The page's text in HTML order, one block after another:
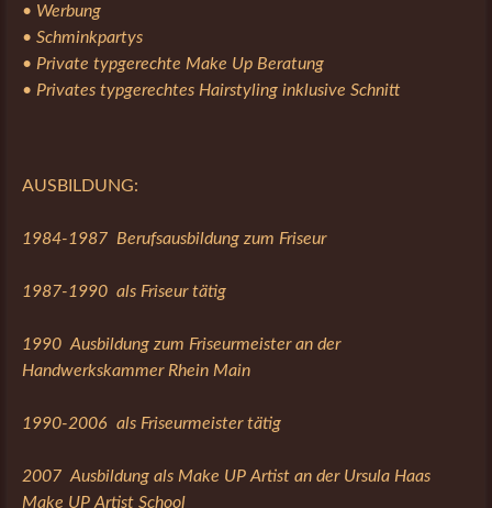
• Werbung
• Schminkpartys
• Private typgerechte Make Up Beratung
• Privates typgerechtes Hairstyling inklusive Schnitt
AUSBILDUNG:
1984-1987 Berufsausbildung zum Friseur
1987-1990 als Friseur tätig
1990 Ausbildung zum Friseurmeister an der
Handwerkskammer Rhein Main
1990-2006 als Friseurmeister tätig
2007 Ausbildung als Make UP Artist an der Ursula Haas
Make UP Artist School